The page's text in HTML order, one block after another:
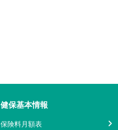
健保基本情報
保険料月額表